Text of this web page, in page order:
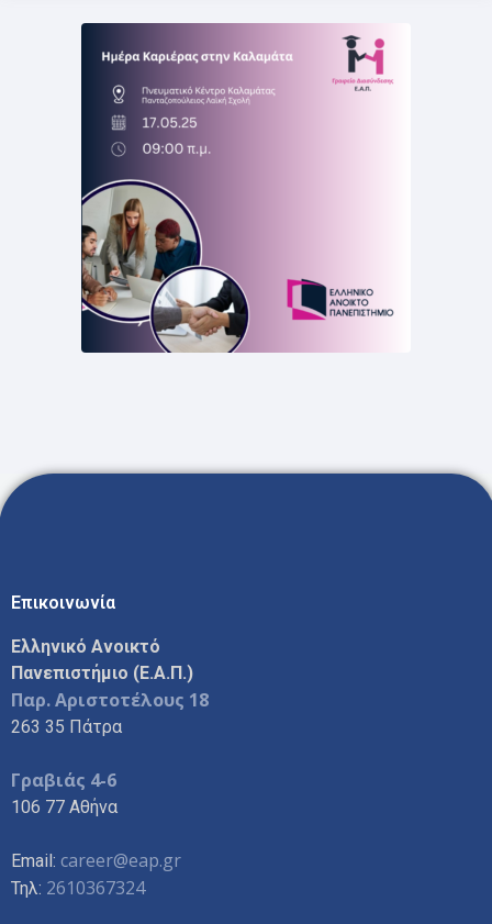
Επικοινωνία
Ελληνικό Ανοικτό
Πανεπιστήμιο (Ε.Α.Π.)
Παρ. Αριστοτέλους 18
263 35 Πάτρα
Γραβιάς 4-6
106 77 Αθήνα
Email: career@eap.gr
Τηλ: 2610367324